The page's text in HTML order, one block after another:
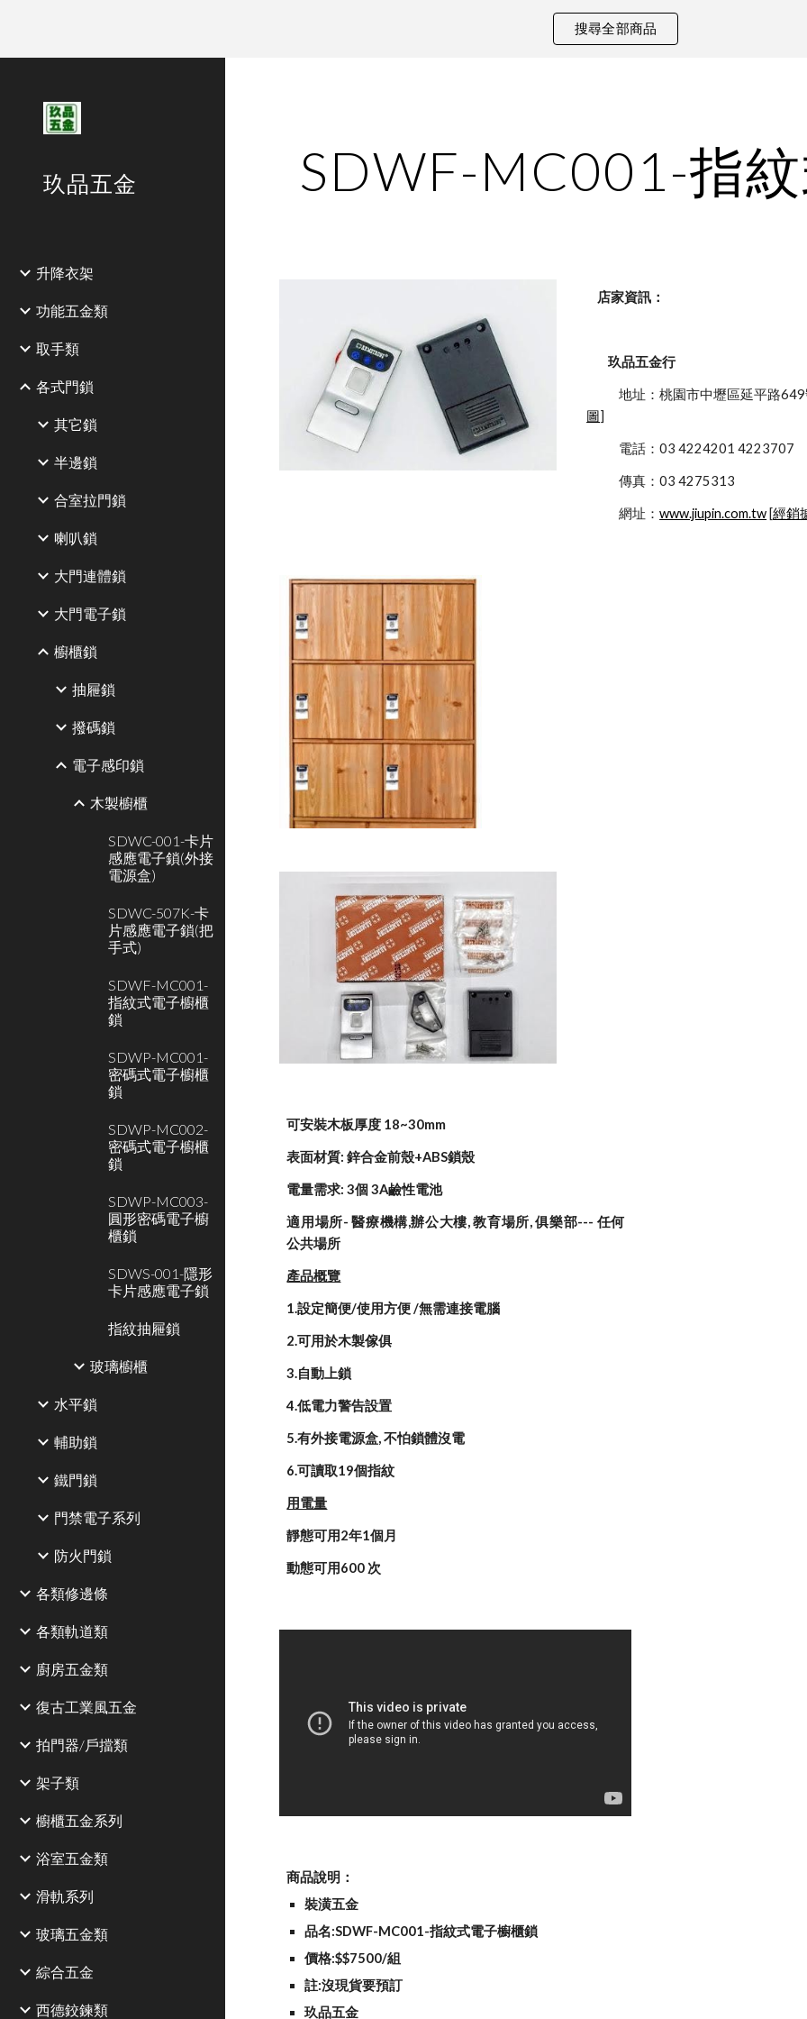
搜尋全部商品
玖品五金
升降衣架
功能五金類
取手類
各式門鎖
其它鎖
半邊鎖
合室拉門鎖
喇叭鎖
大門連體鎖
大門電子鎖
櫥櫃鎖
抽屜鎖
撥碼鎖
電子感印鎖
木製櫥櫃
SDWC-001-卡片
感應電子鎖(外接
電源盒)
SDWC-507K-卡
片感應電子鎖(把
手式)
SDWF-MC001-
指紋式電子櫥櫃
鎖
SDWP-MC001-
密碼式電子櫥櫃
鎖
SDWP-MC002-
密碼式電子櫥櫃
鎖
SDWP-MC003-
圓形密碼電子櫥
櫃鎖
SDWS-001-隱形
卡片感應電子鎖
指紋抽屜鎖
玻璃櫥櫃
水平鎖
輔助鎖
鐵門鎖
門禁電子系列
防火門鎖
各類修邊條
各類軌道類
廚房五金類
復古工業風五金
拍門器/戶擋類
架子類
櫥櫃五金系列
浴室五金類
滑軌系列
玻璃五金類
綜合五金
西德鉸鍊類
SDWF-MC001-指
    店家資訊：
玖品五金行
地址：桃園市中壢區延平路
圖]
            電話：03 4224201 4223707
            傳真：03 4275313
            網址：
www.jiupin.com.tw [經銷
可安裝木板厚度 18~30mm
表面材質: 鋅合金前殼+ABS鎖殼
電量需求: 3個 3A鹼性電池
適用場所- 醫療機構,辦公大樓, 教育場所, 俱樂部--- 任何
公共場所
產品概覽
1.設定簡便/使用方便 /無需連接電腦
2.可用於木製傢俱
3.自動上鎖
4.低電力警告設置
5.有外接電源盒, 不怕鎖體沒電
6.可讀取19個指紋
用電量
靜態可用2年1個月
動態可用600 次
商品說明：
裝潢五金
品名:SDWF-MC001-指紋式電子櫥櫃鎖
價格:$$7500/組
註:沒現貨要預訂
玖品五金